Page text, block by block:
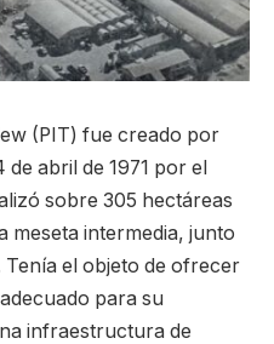
(PIT) fue creado por
abril de 1971 por el
sobre 305 hectáreas
meseta intermedia, junto
el objeto de ofrecer
para su
infraestructura de